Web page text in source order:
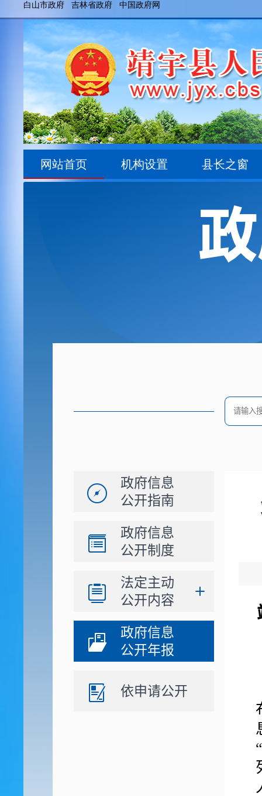
政府信息
公开指南
政府信息
公开制度
法定主动
公开内容
政府信息
公开年报
依申请公开